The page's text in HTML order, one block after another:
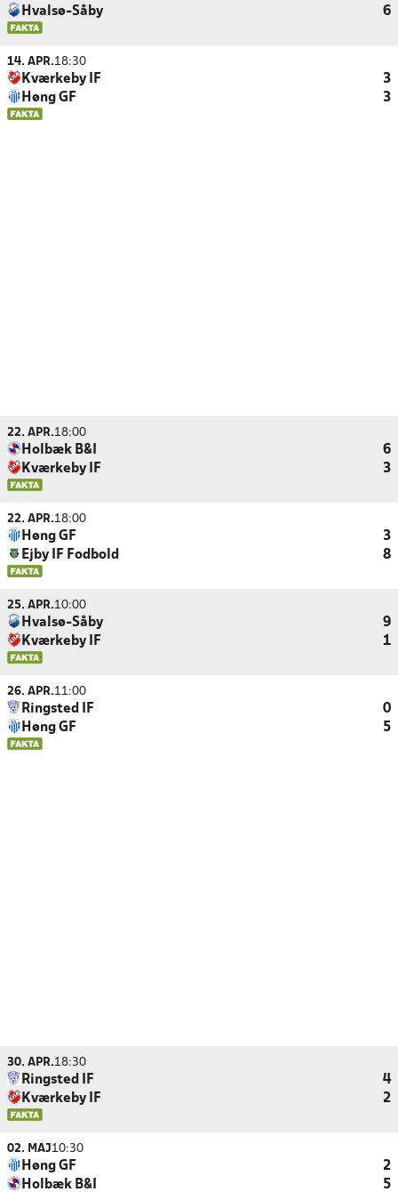
Hvalsø-Såby
6
14. APR.18:30
Kværkeby IF
3
Høng GF
3
22. APR.18:00
Holbæk B&I
6
Kværkeby IF
3
22. APR.18:00
Høng GF
3
Ejby IF Fodbold
8
25. APR.10:00
Hvalsø-Såby
9
Kværkeby IF
1
26. APR.11:00
Ringsted IF
0
Høng GF
5
30. APR.18:30
Ringsted IF
4
Kværkeby IF
2
02. MAJ10:30
Høng GF
2
Holbæk B&I
5